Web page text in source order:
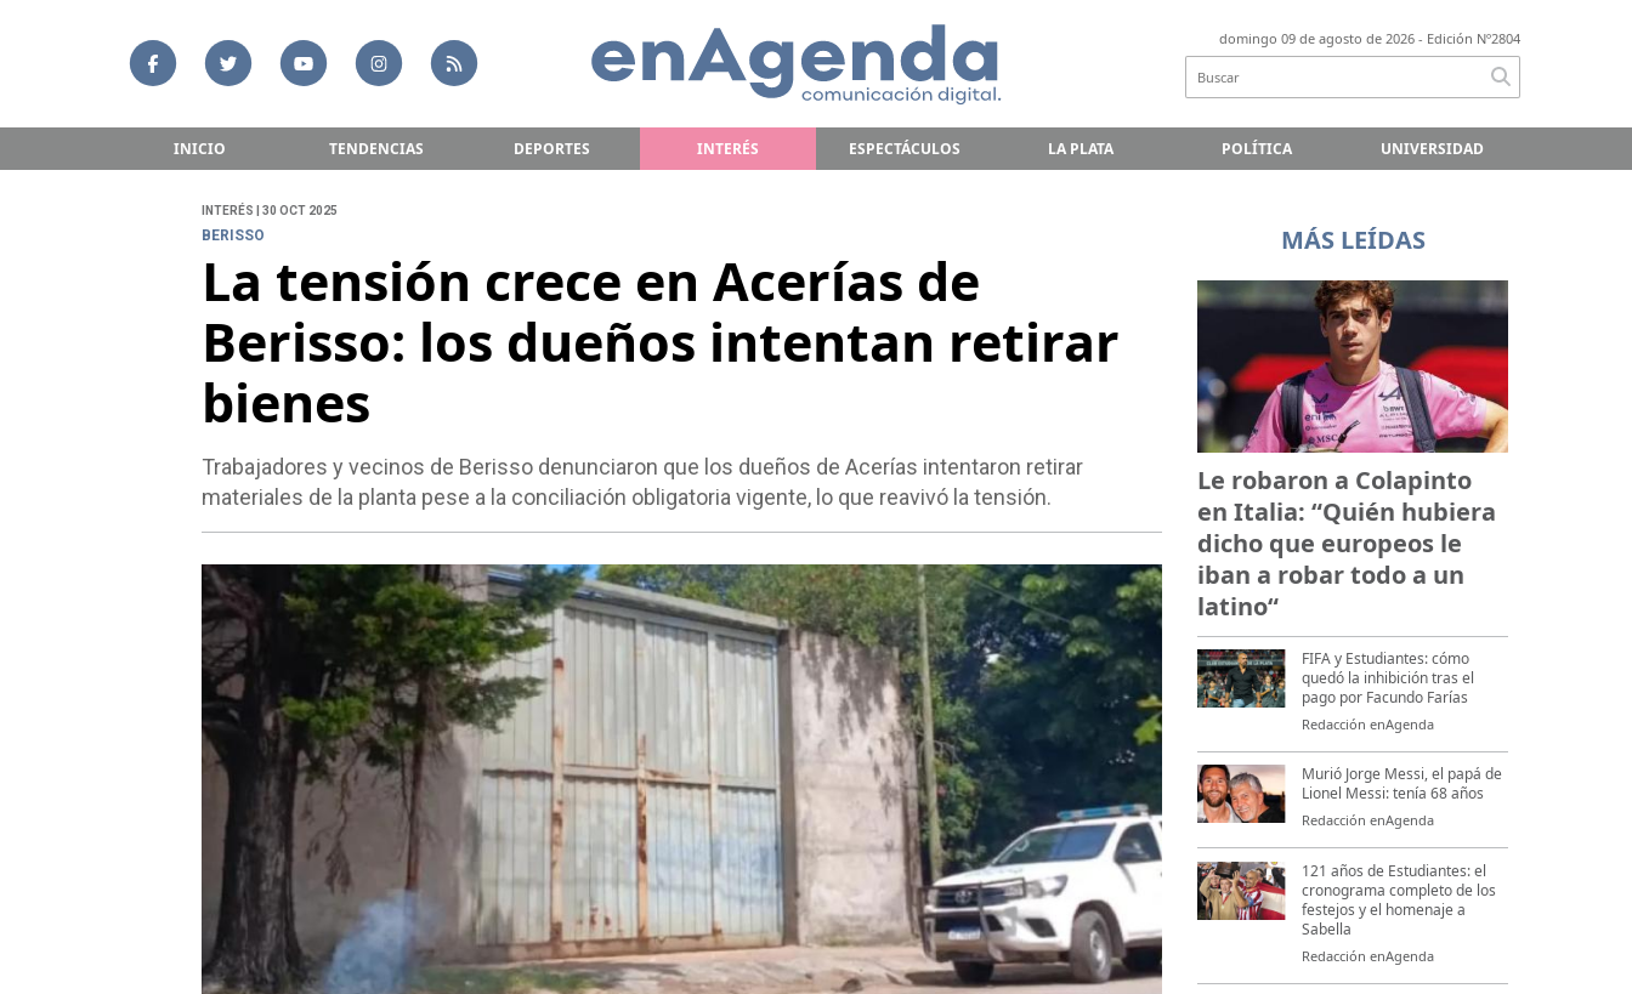
domingo 09 de agosto de 2026 - Edición Nº2804
INICIO TENDENCIAS DEPORTES INTERÉS ESPECTÁCULOS LA PLATA POLÍTICA UNIVERSIDAD
INTERÉS | 30 OCT 2025
BERISSO
La tensión crece en Acerías de
Berisso: los dueños intentan retirar
bienes
Trabajadores y vecinos de Berisso denunciaron que los dueños de Acerías intentaron retirar
materiales de la planta pese a la conciliación obligatoria vigente, lo que reavivó la tensión.
MÁS LEÍDAS
Le robaron a Colapinto
en Italia: “Quién hubiera
dicho que europeos le
iban a robar todo a un
latino“
FIFA y Estudiantes: cómo
quedó la inhibición tras el
pago por Facundo Farías
Redacción enAgenda
Murió Jorge Messi, el papá de
Lionel Messi: tenía 68 años
Redacción enAgenda
121 años de Estudiantes: el
cronograma completo de los
festejos y el homenaje a
Sabella
Redacción enAgenda